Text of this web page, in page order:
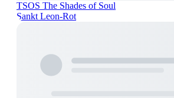
TSOS The Shades of Soul
Sankt Leon-Rot